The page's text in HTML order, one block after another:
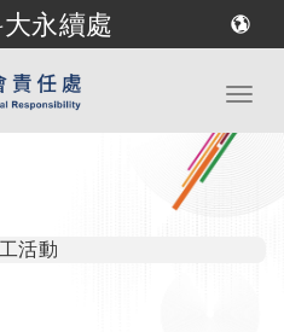
大永續處
內容
活動